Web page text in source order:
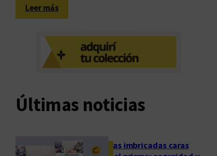
Leer más:
P
t
a
n
e
n
Últimas noticias
Las imbricadas caras